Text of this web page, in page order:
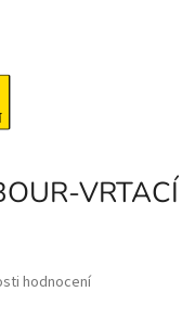
VRTACÍ
hodnocení